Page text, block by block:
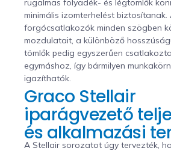
minimális izomterhelést biztosítanak.
forgócsatlakozók minden szögben
mozdulatait, a különböző
tömlők pedig egyszerűen
egymáshoz, így bármilyen
igazíthatók.
Graco Stellair
iparágvezető
és alkalmazási
A Stellair sorozatot úgy tervezték,